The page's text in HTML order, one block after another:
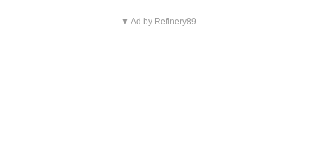
▼ Ad by Refinery89